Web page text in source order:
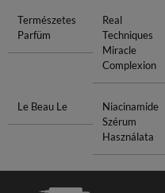
Természetes
Parfüm
Real
Techniques
Miracle
Complexion
Le Beau Le
Niacinamide
Szérum
Használata